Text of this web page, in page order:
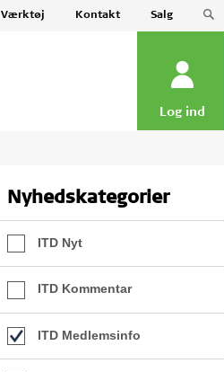
Værktøj Kontakt Salg
Log ind
Nyhedskategorier
ITD Nyt
ITD Kommentar
ITD Medlemsinfo